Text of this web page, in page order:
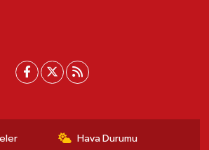
Hava Durumu